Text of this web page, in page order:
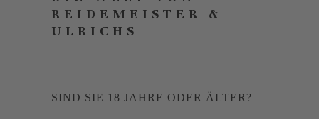
REIDEMEISTER &
ULRICHS
SIND SIE 18 JAHRE ODER ÄLTER?